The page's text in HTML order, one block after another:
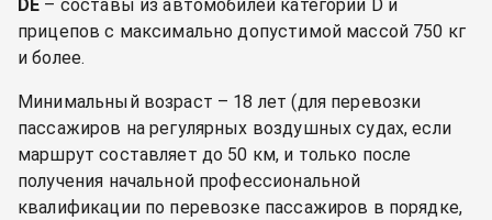
DE – составы из автомобилей категории D и
прицепов с максимально допустимой массой 750 кг
и более.
Минимальный возраст – 18 лет (для перевозки
пассажиров на регулярных воздушных судах, если
маршрут составляет до 50 км, и только после
получения начальной профессиональной
квалификации по перевозке пассажиров в порядке,